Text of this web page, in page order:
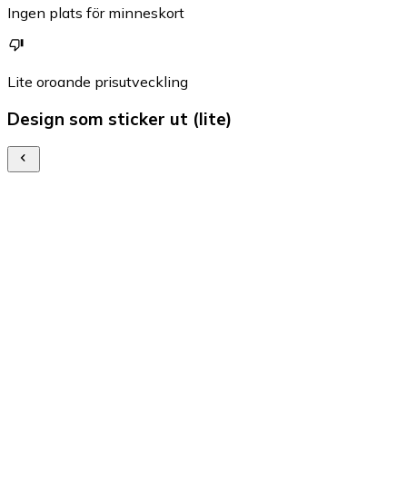
Ingen plats för minneskort
Lite oroande prisutveckling
Design som sticker ut (lite)